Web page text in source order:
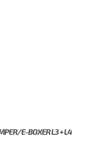
E-BOXER L3 + L4